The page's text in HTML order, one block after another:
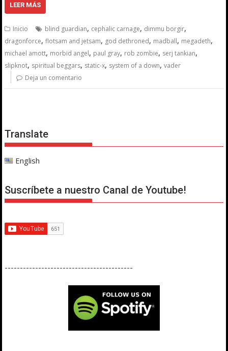
LEER MÁS
Inicio blind guardian, cephalic carnage, dimmu borgir,
dragonforce,flotsam and jetsam, god dethroned, madball, megadeth,
michael amott, morbid angel, paul gray, rob zombie, serj tankian,
slipknot, spiritual beggars, static-x, system of a down,vader
Deja un comentario
Translate
English
Suscríbete a nuestro Canal de Youtube!
------------------------------------------